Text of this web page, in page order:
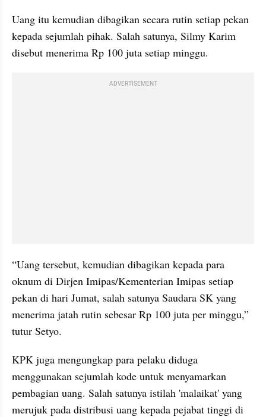
Uang itu kemudian dibagikan secara rutin setiap pekan
kepada sejumlah pihak. Salah satunya, Silmy Karim
disebut menerima Rp 100 juta setiap minggu.
ADVERTISEMENT
“Uang tersebut, kemudian dibagikan kepada para
oknum di Dirjen Imipas/Kementerian Imipas setiap
pekan di hari Jumat, salah satunya Saudara SK yang
menerima jatah rutin sebesar Rp 100 juta per minggu,”
tutur Setyo.
KPK juga mengungkap para pelaku diduga
menggunakan sejumlah kode untuk menyamarkan
pembagian uang. Salah satunya istilah 'malaikat' yang
merujuk pada distribusi uang kepada pejabat tinggi di